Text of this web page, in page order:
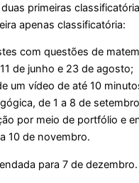
primeiras
apenas classificatória:
com questões de
de junho e 23 de agosto;
um vídeo de até 10
de 1 a 8 de
por meio de portfólio e
10 de novembro.
para 7 de dezembro.